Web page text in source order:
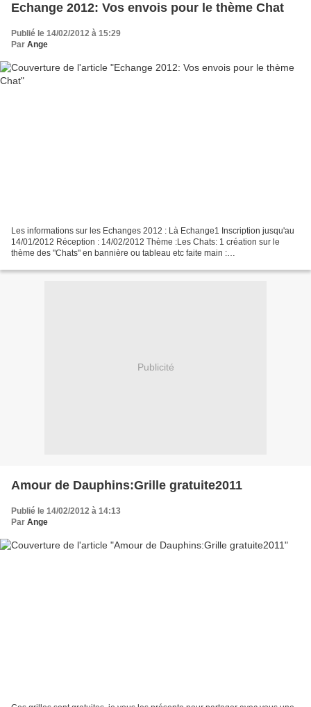
Echange 2012: Vos envois pour le thème Chat
Publié le 14/02/2012 à 15:29
Par Ange
Les informations sur les Echanges 2012 : Là Echange1 Inscription jusqu'au
14/01/2012 Réception : 14/02/2012 Thème :Les Chats: 1 création sur le
thème des "Chats" en bannière ou tableau etc faite main :
Publicité
Amour de Dauphins:Grille gratuite2011
Publié le 14/02/2012 à 14:13
Par Ange